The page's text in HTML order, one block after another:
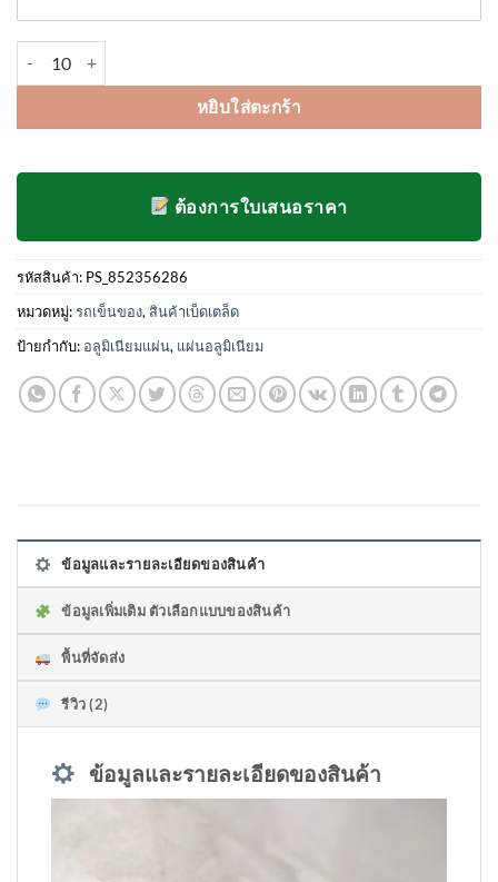
หยิบใส่ตะกร้า
ต้องการใบเสนอราคา
รหัสสินค้า: PS_852356286
หมวดหมู่:รถเข็นของ, สินค้าเบ็ดเตล็ด
ป้ายกำกับ: อลูมิเนียมแผ่น, แผ่นอลูมิเนียม
ข้อมูลและรายละเอียดของสินค้า
ข้อมูลเพิ่มเติม ตัวเลือกแบบของสินค้า
พื้นที่จัดส่ง
รีวิว (2)
ข้อมูลและรายละเอียดของสินค้า